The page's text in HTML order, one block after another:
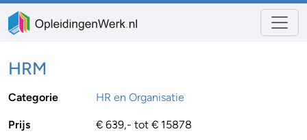
HRM
Categorie HR en Organisatie
Prijs € 639,- tot € 15878